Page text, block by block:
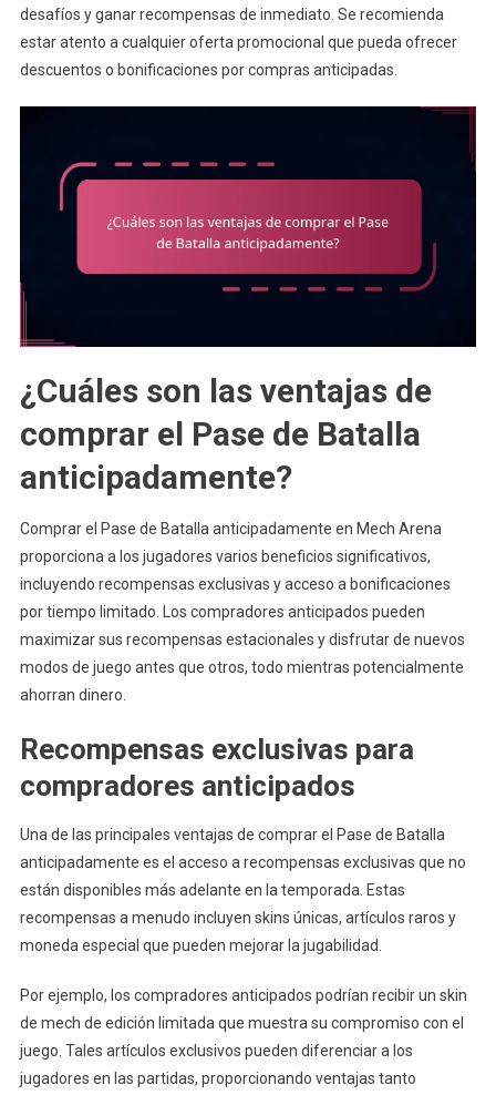
desafíos y ganar recompensas de inmediato. Se recomienda
estar atento a cualquier oferta promocional que pueda ofrecer
descuentos o bonificaciones por compras anticipadas.
¿Cuáles son las ventajas de
comprar el Pase de Batalla
anticipadamente?
Comprar el Pase de Batalla anticipadamente en Mech Arena
proporciona a los jugadores varios beneficios significativos,
incluyendo recompensas exclusivas y acceso a bonificaciones
por tiempo limitado. Los compradores anticipados pueden
maximizar sus recompensas estacionales y disfrutar de nuevos
modos de juego antes que otros, todo mientras potencialmente
ahorran dinero.
Recompensas exclusivas para
compradores anticipados
Una de las principales ventajas de comprar el Pase de Batalla
anticipadamente es el acceso a recompensas exclusivas que no
están disponibles más adelante en la temporada. Estas
recompensas a menudo incluyen skins únicas, artículos raros y
moneda especial que pueden mejorar la jugabilidad.
Por ejemplo, los compradores anticipados podrían recibir un skin
de mech de edición limitada que muestra su compromiso con el
juego. Tales artículos exclusivos pueden diferenciar a los
jugadores en las partidas, proporcionando ventajas tanto